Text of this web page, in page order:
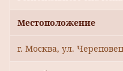
Местоположение
г. Москва, ул.